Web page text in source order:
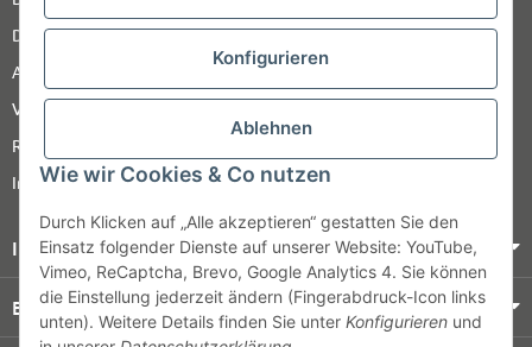
Konfigurieren
Ablehnen
Wie wir Cookies & Co nutzen
Durch Klicken auf „Alle akzeptieren“ gestatten Sie den
Einsatz folgender Dienste auf unserer Website: YouTube,
Vimeo, ReCaptcha, Brevo, Google Analytics 4. Sie können
die Einstellung jederzeit ändern (Fingerabdruck-Icon links
unten). Weitere Details finden Sie unter Konfigurieren und
Datenschutz
AGB
Versandinformationen
Retour
Impressum
Informationen
Bezahlung & Versand